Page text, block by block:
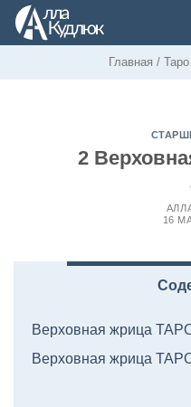
Skip
Главная / Таро
2
16
Верховная жрица
Верховная жрица